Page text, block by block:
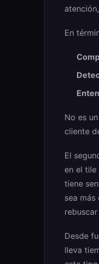
En
No es
cliente
El
en el tile
tiene
sea
Desde
lleva